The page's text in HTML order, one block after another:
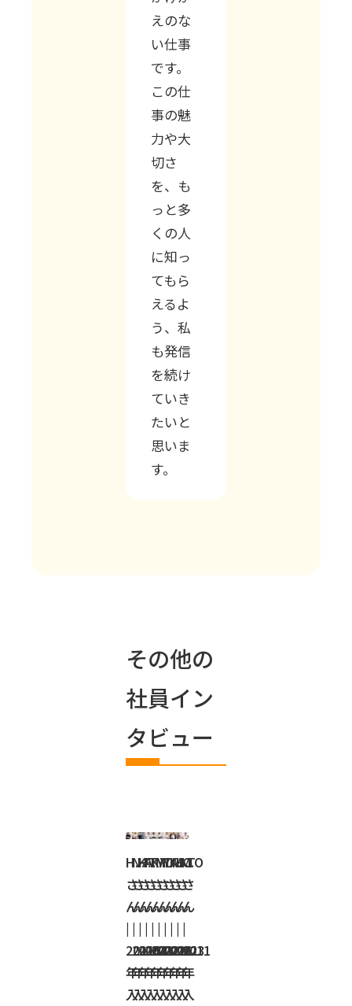
えのな
い仕事
です。
この仕
事の魅
力や大
切さ
を、も
っと多
くの人
に知っ
てもら
えるよ
う、私
も発信
を続け
ていき
たいと
思いま
す。
その他の
社員イン
タビュー
H.K
さ
ん
|
2011
年
入
N.F
さ
ん
|
2016
年
入
H.T
さ
ん
|
2004
年
入
A.M
さ
ん
|
2023
年
入
K.Y
さ
ん
|
2022
年
入
Y.D
さ
ん
|
2022
年
入
Y.M
さ
ん
|
2016
年
入
K.M
さ
ん
|
2021
年
入
H.T
さ
ん
|
2023
年
入
C.O
さ
ん
|
2011
年
入